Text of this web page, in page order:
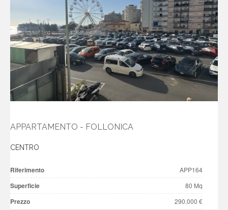
APPARTAMENTO - FOLLONICA
CENTRO
Riferimento APP164
Superficie 80 Mq
Prezzo 290.000 €